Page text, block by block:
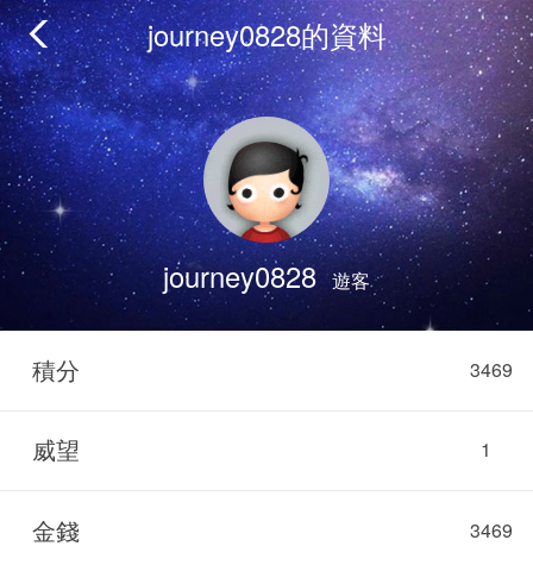
journey0828的資料
journey0828 遊客
3469
積分
1
威望
3469
金錢